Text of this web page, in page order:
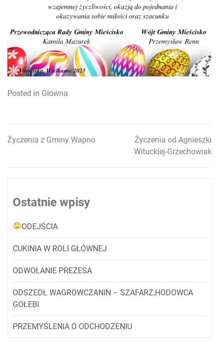
Posted in Główna
Nawigacja
Życzenia z Gminy Wapno
Życzenia od Agnieszki
Wituckiej-Grzechowiak
Ostatnie wpisy
ODEJŚCIA
CUKINIA W ROLI GŁÓWNEJ
ODWOŁANIE PREZESA
ODSZEDŁ WAGROWCZANIN – SZAFARZ,HODOWCA
GOŁEBI
PRZEMYŚLENIA O ODCHODZENIU